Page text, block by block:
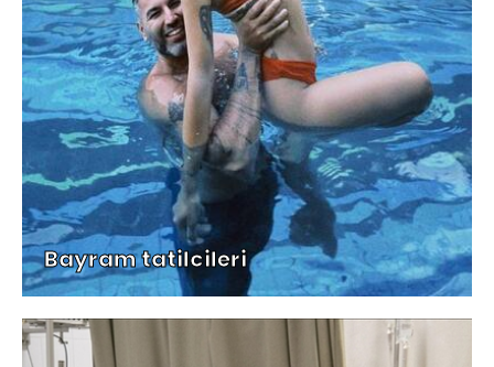
Bayram tatilcileri